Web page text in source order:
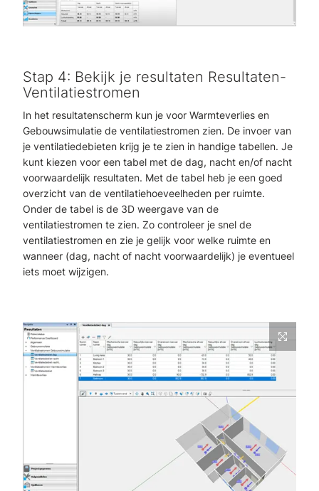
Stap 4: Bekijk je resultaten Resultaten-
Ventilatiestromen
In het resultatenscherm kun je voor Warmteverlies en
Gebouwsimulatie de ventilatiestromen zien. De invoer van
je ventilatiedebieten krijg je te zien in handige tabellen. Je
kunt kiezen voor een tabel met de dag, nacht en/of nacht
voorwaardelijk resultaten. Met de tabel heb je een goed
overzicht van de ventilatiehoeveelheden per ruimte.
Onder de tabel is de 3D weergave van de
ventilatiestromen te zien. Zo controleer je snel de
ventilatiestromen en zie je gelijk voor welke ruimte en
wanneer (dag, nacht of nacht voorwaardelijk) je eventueel
iets moet wijzigen.